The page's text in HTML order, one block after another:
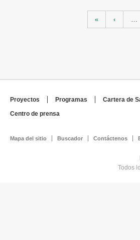
« ‹
Proyectos Programas Cartera de
Centro de prensa
Mapa del sitio Buscador Contáctenos
Todos